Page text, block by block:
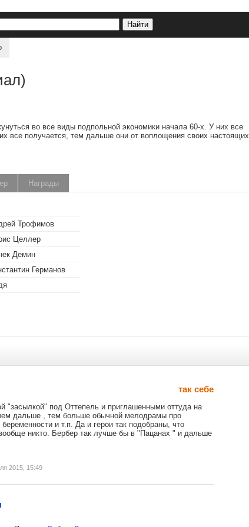
во все виды подпольной экономики начала 60-х. У них все
все получается, тем дальше они от воплощения своих настоящих
Награды
Трофимов
Целлер
Демин
Германов
так себе
"засылкой" под Оттепель и приглашенными оттуда на
дальше , тем больше обычной мелодрамы про
и т.п. Да и герои так подобраны, что
никто. Бербер так лучше бы в "Пацанах " и дальше
2015, 15:49
отзывы нещадно удаляются.